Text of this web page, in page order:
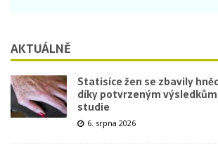
AKTUÁLNĚ
Statisíce žen se zbavily
díky potvrzeným
studie
6. srpna 2026